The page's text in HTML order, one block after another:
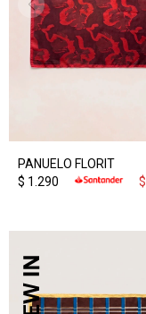
PANUELO FLORIT
$ 1.290 $